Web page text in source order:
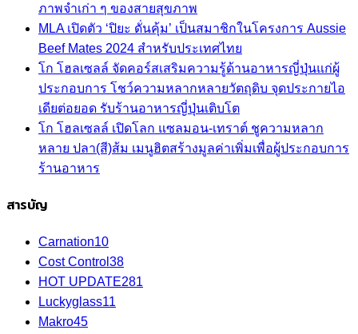
ภาพจำเก่า ๆ ของสายสุขภาพ
MLA เปิดตัว ‘ปิยะ ดั่นคุ้ม’ เป็นสมาชิกในโครงการ Aussie
Beef Mates 2024 สำหรับประเทศไทย
โก โฮลเซลล์ จัดคอร์สเสริมความรู้ด้านอาหารญี่ปุ่นแก่ผู้
ประกอบการ โชว์ความหลากหลายวัตถุดิบ จุดประกายไอ
เดียต่อยอด รับร้านอาหารญี่ปุ่นเติบโต
โก โฮลเซลล์ เปิดโลก แซลมอน-เทราต์ ชูความหลาก
หลาย ปลา(สี)ส้ม เมนูฮิตสร้างมูลค่าเพิ่มเพื่อผู้ประกอบการ
ร้านอาหาร
สารบัญ
Carnation10
Cost Control 38
HOT UPDATE281
Luckyglass11
Makro45